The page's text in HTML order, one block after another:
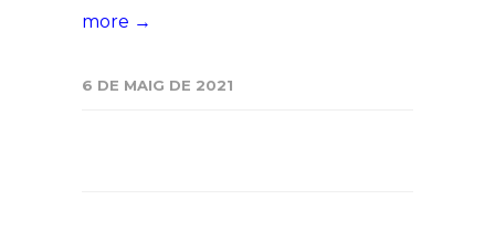
more →
6 DE MAIG DE 2021